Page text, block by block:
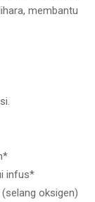
membantu
infus*
oksigen)